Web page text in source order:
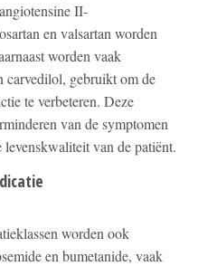
II-
en valsartan worden
worden vaak
carvedilol, gebruikt om de
te verbeteren. Deze
van de symptomen
levenskwaliteit van de patiënt.
worden ook
en bumetanide, vaak